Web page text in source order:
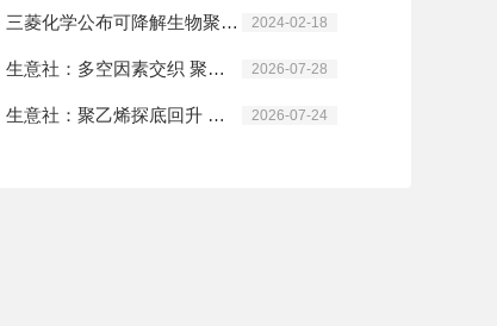
三菱化学公布可降解生物聚酯树脂新材料 2024-02-18
生意社：多空因素交织 聚乙烯高位震荡 2026-07-28
生意社：聚乙烯探底回升 持续性仍存变数 2026-07-24